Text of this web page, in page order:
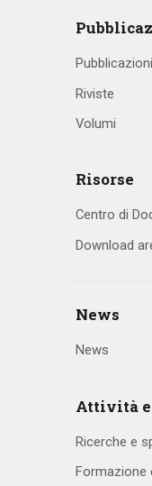
Pubblicazioni
Riviste
Volumi
Risorse
Centro di
Download
News
News
Attività
Ricerche e
Formazione